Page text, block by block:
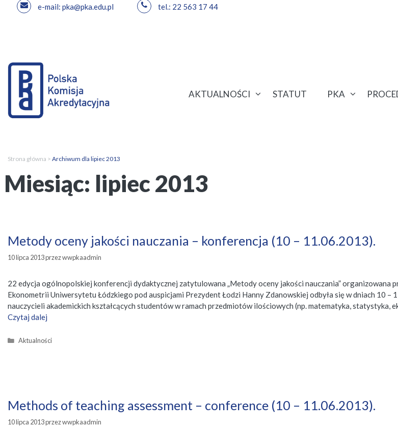
e-mail: pka@pka.edu.pl tel.: 22 563 17 44
AKTUALNOŚCI STATUT PKA
Strona główna > Archiwum dla lipiec 2013
Miesiąc: lipiec 2013
Metody oceny jakości nauczania – konferencja (10 – 11.06.2013).
10 lipca 2013przezwwpkaadmin
22 edycja ogólnopolskiej konferencji dydaktycznej zatytulowana „Metody oceny jakości nauczania”
Ekonometrii Uniwersytetu Łódzkiego pod auspicjami Prezydent Łodzi Hanny Zdanowskiej odbyła się w dniach 10 –
nauczycieli akademickich kształcących studentów w ramach przedmiotów ilościowych (np. matematyka,
Czytaj dalej
Kategorie
Aktualności
Methods of teaching assessment – conference (10 – 11.06.2013).
10 lipca 2013przezwwpkaadmin